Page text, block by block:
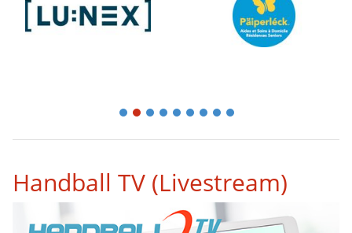
1 2 3 4 5 6 7 8 9
Handball TV (Livestream)